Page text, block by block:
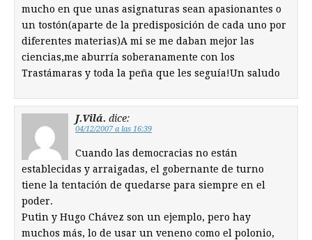
mucho en que unas asignaturas sean apasionantes o
un tostón(aparte de la predisposición de cada uno por
diferentes materias)A mi se me daban mejor las
ciencias,me aburría soberanamente con los
Trastámaras y toda la peña que les seguía!Un saludo
J.Vilá. dice:
04/12/2007 a las 16:39
Cuando las democracias no están
establecidas y arraigadas, el gobernante de turno
tiene la tentación de quedarse para siempre en el
poder.
Putin y Hugo Chávez son un ejemplo, pero hay
muchos más, lo de usar un veneno como el polonio,